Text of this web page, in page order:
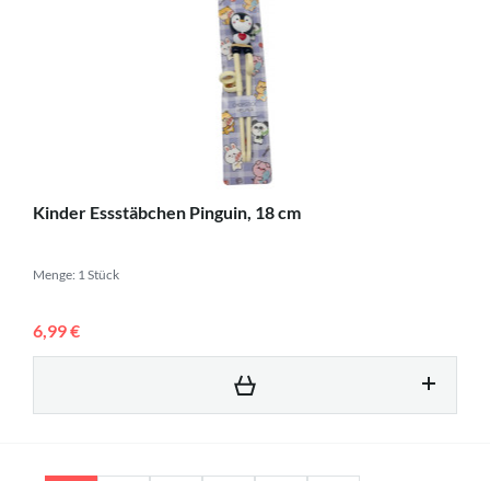
Kinder Essstäbchen Pinguin, 18 cm
Menge: 1 Stück
6,99 €